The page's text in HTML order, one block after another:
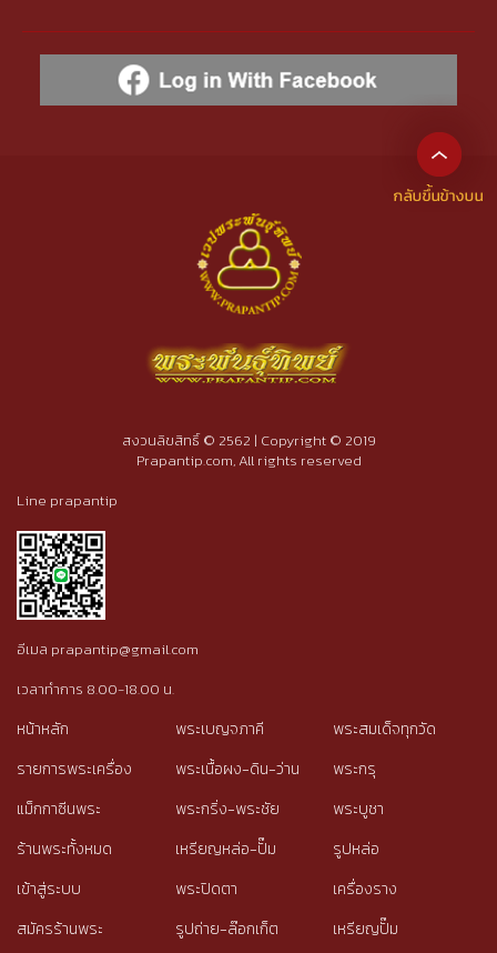
สงวนลิขสิทธิ์ © 2562 | Copyright © 2019
Prapantip.com, All rights reserved
Line prapantip
อีเมล prapantip@gmail.com
เวลาทำการ 8.00-18.00 น.
หน้าหลัก
รายการพระเครื่อง
แม็กกาซีนพระ
ร้านพระทั้งหมด
เข้าสู่ระบบ
สมัครร้านพระ
พระเบญจภาคี
พระเนื้อผง-ดิน-ว่าน
พระกริ่ง-พระชัย
เหรียญหล่อ-ปั๊ม
พระปิดตา
รูปถ่าย-ล๊อกเก็ต
พระสมเด็จทุกวัด
พระกรุ
พระบูชา
รูปหล่อ
เครื่องราง
เหรียญปั๊ม